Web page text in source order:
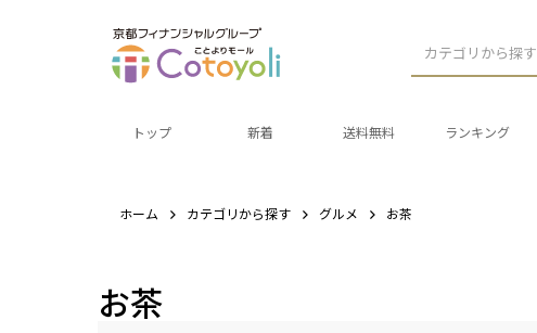
カテゴリから探す
トップ 新着 送料無料 ランキング
ホーム カテゴリから探す グルメ お茶
お茶